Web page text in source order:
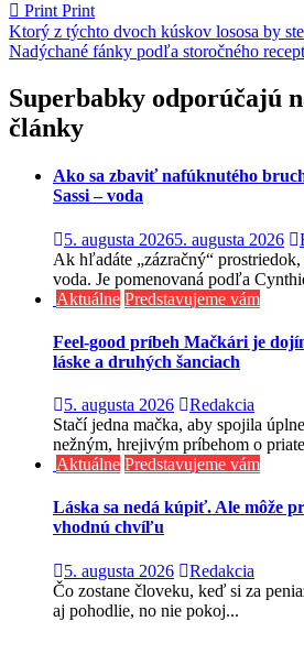
Print Print
Navigácia
v
článku
Ktorý z týchto dvoch kúskov lososa by
Nadýchané fánky podľa storočného
Superbabky odporúčajú
články
Ako sa zbaviť nafúknutého
Sassi – voda
5. augusta 20265. augusta 2026
Ak hľadáte „zázračný“
voda. Je pomenovaná podľa
Aktuálne Predstavujeme vám
Feel-good príbeh Mačkári je
láske a druhých šanciach
5. augusta 2026
Redakcia
Stačí jedna mačka, aby spojila
nežným, hrejivým príbehom o
Aktuálne Predstavujeme vám
Láska sa nedá kúpiť. Ale môže
vhodnú chvíľu
5. augusta 2026
Redakcia
Čo zostane človeku, keď si za
aj pohodlie, no nie pokoj...